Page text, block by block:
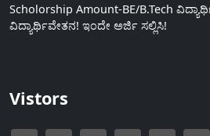
Scholorship Amount-BE/B.Tech
ವಿದ್ಯಾರ್ಥಿವೇತನ! ಇಂದೇ ಅರ್ಜಿ ಸಲ್ಲಿಸಿ!
Vistors